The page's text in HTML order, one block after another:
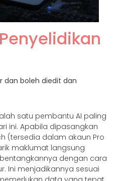
dan boleh diedit dan
satu pembantu AI paling
ini. Apabila dipasangkan
(tersedia dalam akaun Pro
maklumat langsung
dengan cara
Ini menjadikannya sesuai